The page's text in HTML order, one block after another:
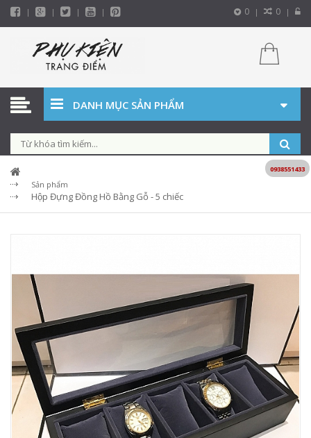
0 0
DANH MỤC SẢN PHẨM
Sản phẩm
Hộp Đựng Đồng Hồ Bằng Gỗ - 5 chiếc
0938551433